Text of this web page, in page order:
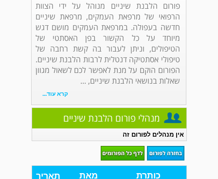
פורום הלבנת שיניים מנוהל על ידי הצוות
הרפואי של מרפאת העמקים, מרפאת שיניים
חדשה בעפולה. במרפאת העמקים מושם דגש
מיוחד על כל הקשור בפן האסתטי של
הטיפולים, וניתן לעבור בה קשת רחבה של
טיפולי אסתטיקה דנטלית לרבות הלבנת שיניים.
הפורום הוקם על מנת לאפשר לכם לשאול מגוון
שאלות בנושאי הלבנת שיניים, ...
קרא עוד...
מנהלי פורום הלבנת שיניים
אין מנהלים לפורום זה
כותרת מאת תאריך